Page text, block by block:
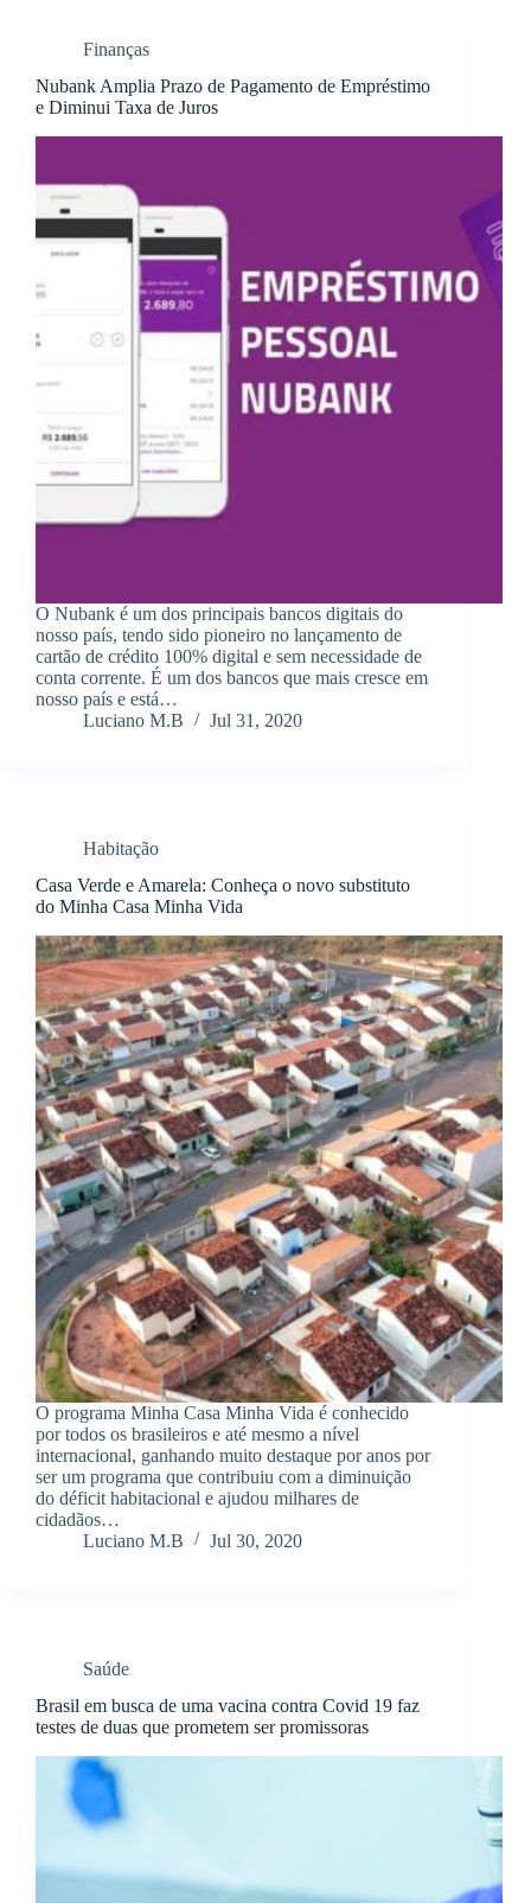
Finanças
Nubank Amplia Prazo de Pagamento de Empréstimo
e Diminui Taxa de Juros
O Nubank é um dos principais bancos digitais do
nosso país, tendo sido pioneiro no lançamento de
cartão de crédito 100% digital e sem necessidade de
conta corrente. É um dos bancos que mais cresce em
nosso país e está…
Luciano M.B
Jul 31, 2020
Habitação
Casa Verde e Amarela: Conheça o novo substituto
do Minha Casa Minha Vida
O programa Minha Casa Minha Vida é conhecido
por todos os brasileiros e até mesmo a nível
internacional, ganhando muito destaque por anos por
ser um programa que contribuiu com a diminuição
do déficit habitacional e ajudou milhares de
cidadãos…
Luciano M.B
Jul 30, 2020
Saúde
Brasil em busca de uma vacina contra Covid 19 faz
testes de duas que prometem ser promissoras